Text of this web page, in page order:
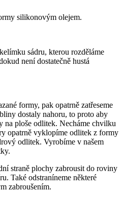
silikonovým olejem.
sádru, kterou rozděláme
není dostatečně hustá
formy, pak opatrně zatřeseme
dostaly nahoru, to proto aby
na ploše odlitek. Necháme chvilku
opatrně vyklopíme odlitek z formy
odlitek. Vyrobíme v našem
straně plochy zabrousit do roviny
Také odstraníneme některé
zabroušením.